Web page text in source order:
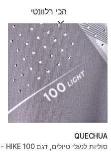
מיין לפי:(optional)
QUECHUA
סוליות לנעלי טיולים, דגם HIKE 100 -